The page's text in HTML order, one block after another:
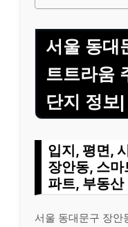
서울 동대
트트라움
단지 정보|
입지, 평면,
장안동, 스
파트, 부동산
서울 동대문구 장안